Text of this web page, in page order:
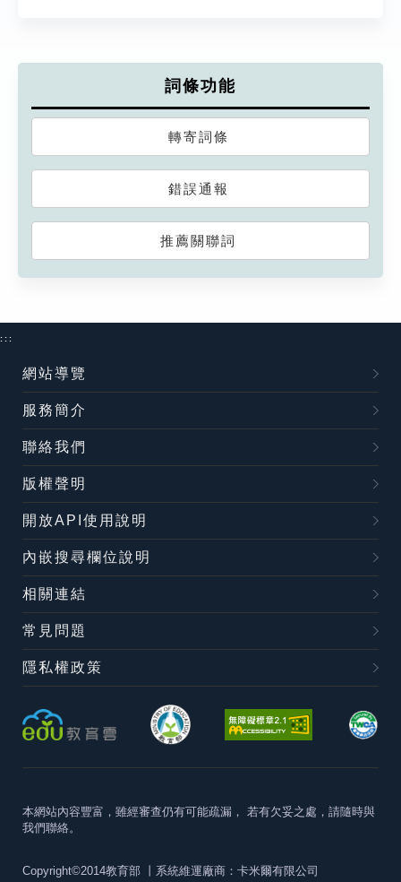
詞條功能
轉寄詞條
錯誤通報
推薦關聯詞
:::
網站導覽
服務簡介
聯絡我們
版權聲明
開放API使用說明
內嵌搜尋欄位說明
相關連結
常見問題
隱私權政策
本網站內容豐富，雖經審查仍有可能疏漏， 若有欠妥之處，請隨時與
我們聯絡。
Copyright©2014教育部 丨系統維運廠商：卡米爾有限公司